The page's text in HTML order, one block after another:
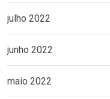
julho 2022
junho 2022
maio 2022